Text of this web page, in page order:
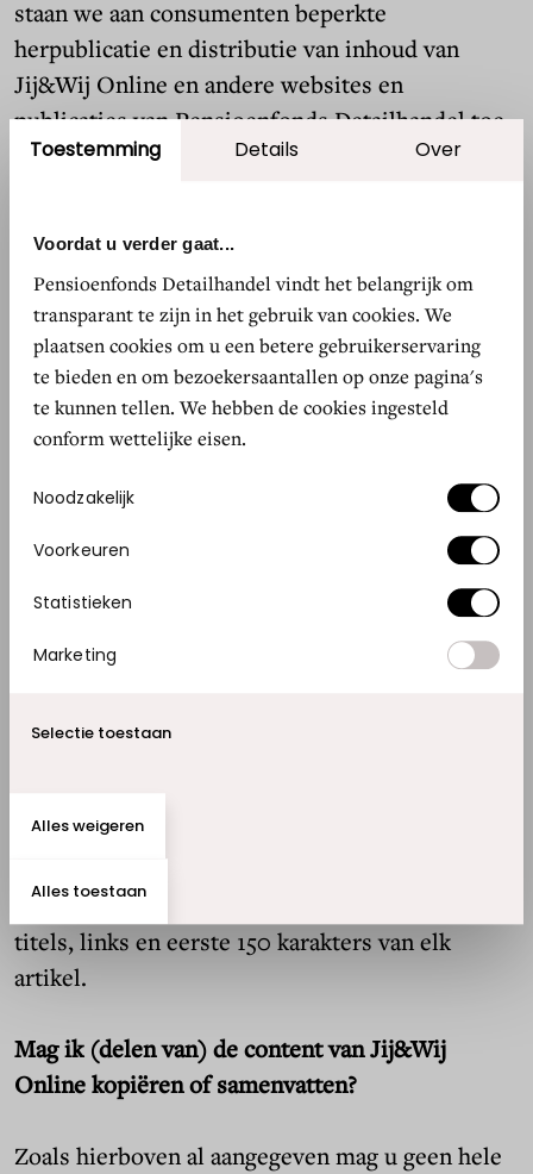
Toestemming Details Over
Voordat u verder gaat...
Pensioenfonds Detailhandel vindt het belangrijk om
transparant te zijn in het gebruik van cookies. We
plaatsen cookies om u een betere gebruikerservaring
te bieden en om bezoekersaantallen op onze pagina's
te kunnen tellen. We hebben de cookies ingesteld
conform wettelijke eisen.
Toestemmingsselectie
Noodzakelijk
Voorkeuren
Statistieken
Marketing
Alles toestaan
Selectie toestaan
Alles weigeren
staan we aan consumenten beperkte
herpublicatie en distributie van inhoud van
Jij&Wij Online en andere websites en
publicaties van Pensioenfonds Detailhandel toe
zoals hieronder weergegeven. Voorwaarde is dat
wordt geboden. Een substituut is een product of
dienst die de behoefte van andere gebruikers
beperkt om gebruik te maken van de websites en
media van Pensioenfonds Detailhandel.
Pensioenfonds Detailhandel behoudt zich het
recht voor om zelf te bepalen of sprake is van
Mits u geen substituut creëert voor de
(‘headline’ of ‘kop’) van een artikel en een link
150 karakters van het artikel;
- Doorsturen naar anderen van de originele
titels, links en eerste 150 karakters van elk
artikel.
Mag ik (delen van) de content van Jij&Wij
Online kopiëren of samenvatten?
Zoals hierboven al aangegeven mag u geen hele